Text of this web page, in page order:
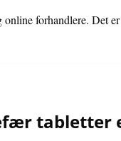
forhandlere. Det
tabletter